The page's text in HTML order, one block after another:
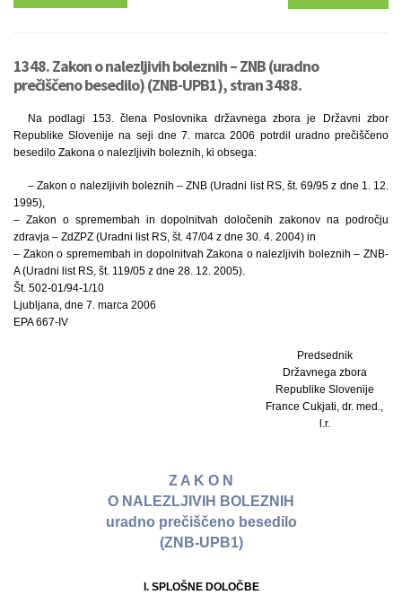
1348. Zakon o nalezljivih boleznih – ZNB (uradno
prečiščeno besedilo) (ZNB-UPB1), stran 3488.
Na podlagi 153. člena Poslovnika državnega zbora je Državni zbor
Republike Slovenije na seji dne 7. marca 2006 potrdil uradno prečiščeno
besedilo Zakona o nalezljivih boleznih, ki obsega:
– Zakon o nalezljivih boleznih – ZNB (Uradni list RS, št. 69/95 z dne 1. 12.
1995),
– Zakon o spremembah in dopolnitvah določenih zakonov na področju
zdravja – ZdZPZ (Uradni list RS, št. 47/04 z dne 30. 4. 2004) in
– Zakon o spremembah in dopolnitvah Zakona o nalezljivih boleznih – ZNB-
A (Uradni list RS, št. 119/05 z dne 28. 12. 2005).
Št. 502-01/94-1/10
Ljubljana, dne 7. marca 2006
EPA 667-IV
Predsednik
Državnega zbora
Republike Slovenije
France Cukjati, dr. med.,
l.r.
Z A K O N
O NALEZLJIVIH BOLEZNIH
uradno prečiščeno besedilo
(ZNB-UPB1)
I. SPLOŠNE DOLOČBE